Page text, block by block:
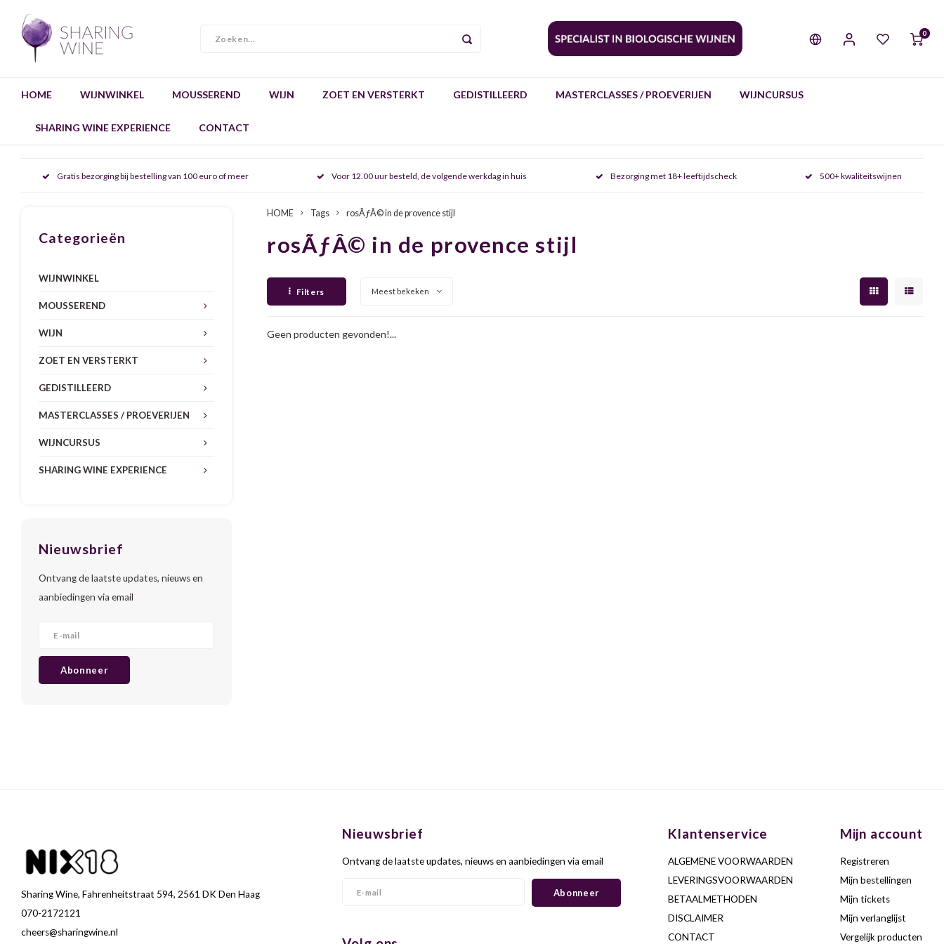
0
HOME WIJNWINKEL MOUSSEREND WIJN ZOET EN VERSTERKT GEDISTILLEERD MASTERCLASSES / PROEVERIJEN WIJNCURSUS
SHARING WINE EXPERIENCE CONTACT
Gratis bezorging bij bestelling van 100 euro of meer Voor 12.00 uur besteld, de volgende werkdag in huis Bezorging met 18+ leeftijdscheck 500+ kwaliteitswijnen
Categorieën
WIJNWINKEL
MOUSSEREND
WIJN
ZOET EN VERSTERKT
GEDISTILLEERD
MASTERCLASSES / PROEVERIJEN
WIJNCURSUS
SHARING WINE EXPERIENCE
Nieuwsbrief
Ontvang de laatste updates, nieuws en
aanbiedingen via email
Abonneer
HOME Tags rosÃƒÂ© in de provence stijl
rosÃƒÂ© in de provence stijl
Filters Meest bekeken
Geen producten gevonden!...
Sharing Wine, Fahrenheitstraat 594, 2561 DK Den Haag
070-2172121
cheers@sharingwine.nl
Nieuwsbrief
Ontvang de laatste updates, nieuws en aanbiedingen via email
Abonneer
Klantenservice
ALGEMENE VOORWAARDEN
LEVERINGSVOORWAARDEN
BETAALMETHODEN
DISCLAIMER
CONTACT
Mijn account
Registreren
Mijn bestellingen
Mijn tickets
Mijn verlanglijst
Vergelijk producten